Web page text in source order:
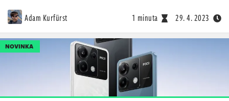
Adam Kurfürst 1 minuta 29. 4. 2023
NOVINKA